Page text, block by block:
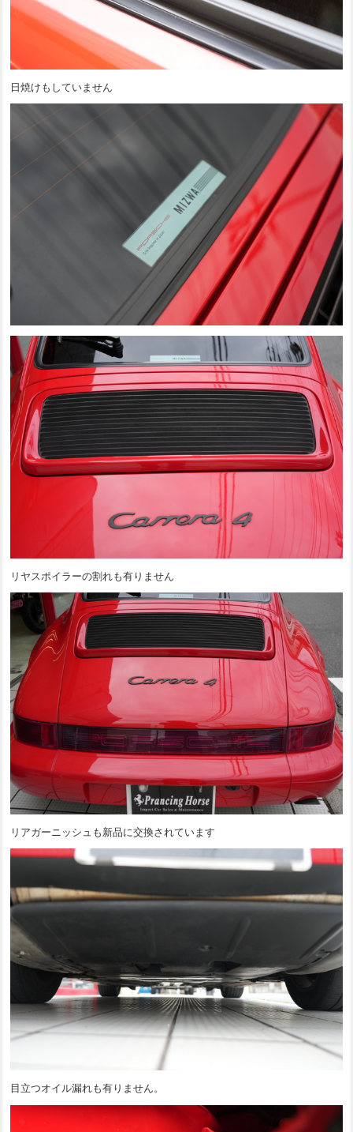
日焼けもしていません
リヤスポイラーの割れも有りません
リアガーニッシュも新品に交換されています
目立つオイル漏れも有りません。